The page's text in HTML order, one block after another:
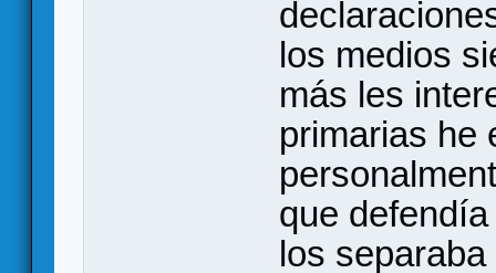
los medios
más les
primarias he
que
los